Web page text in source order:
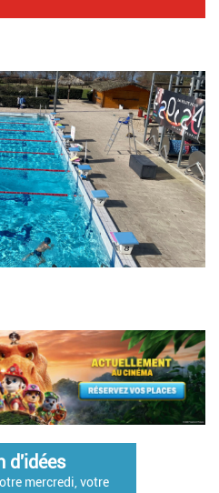
d'idées
mercredi, votre